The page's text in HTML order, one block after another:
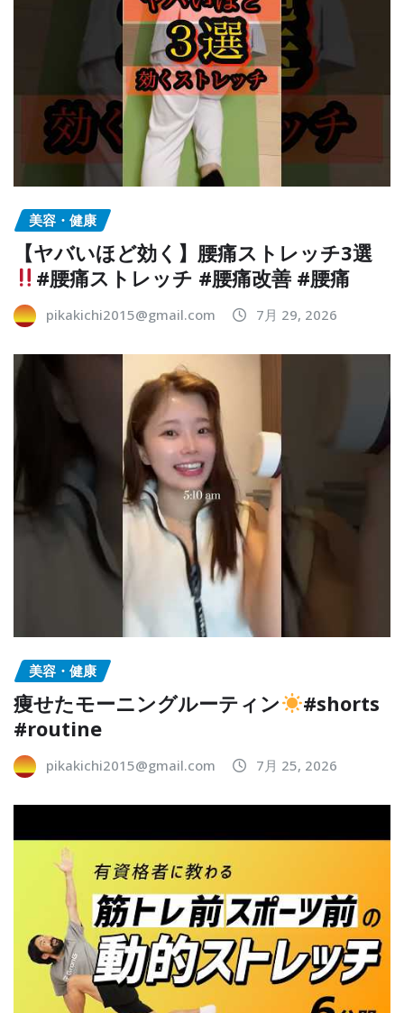
美容・健康
【ヤバいほど効く】腰痛ストレッチ3選
#腰痛ストレッチ #腰痛改善 #腰痛
pikakichi2015@gmail.com 7月 29, 2026
美容・健康
痩せたモーニングルーティン
#shorts
#routine
pikakichi2015@gmail.com 7月 25, 2026